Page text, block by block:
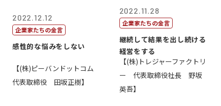
2022.12.12
企業家たちの金言
感性的な悩みをしない
【(株)ピーバンドットコム
代表取締役 田坂正樹】
2022.11.28
企業家たちの金言
継続して結果を出し続ける
経営をする
【(株)トレジャーファクトリ
ー 代表取締役社長 野坂
英吾】